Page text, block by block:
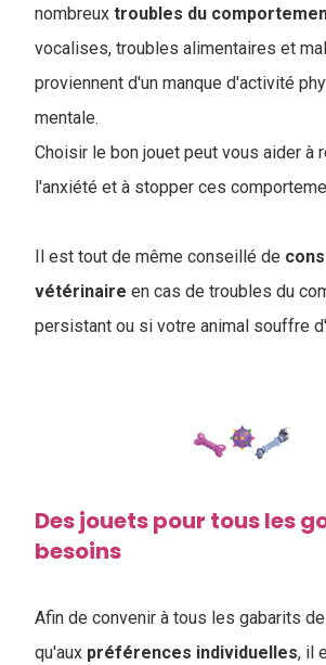
nombreux troubles du
vocalises, troubles alimentaires et
proviennent d'un manque d'activité
mentale.
Choisir le bon jouet peut vous aider à
l'anxiété et à stopper ces
Il est tout de même conseillé de
vétérinaire en cas de troubles du
persistant ou si votre animal souffre
Des jouets pour tous les
besoins
Afin de convenir à tous les gabarits
qu'aux préférences individuelles, il